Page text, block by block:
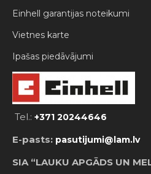
Einhell garantijas noteikumi
Vietnes karte
Ipašas piedāvājumi
Tel.: +371 20244646
E-pasts: pasutijumi@lam.lv
SIA “LAUKU APGĀDS UN